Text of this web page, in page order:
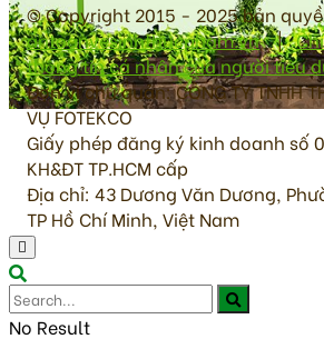
© Copyright 2015 - 2025 bản
antoanvesinhthucpham.vn|
thông tin cá nhân của người tiêu
Đơn vị chủ quản: CÔNG TY TNHH
VỤ FOTEKCO
Giấy phép đăng ký kinh doanh số
KH&ĐT TP.HCM cấp
Địa chỉ: 43 Dương Văn Dương,
TP Hồ Chí Minh, Việt Nam
No Result